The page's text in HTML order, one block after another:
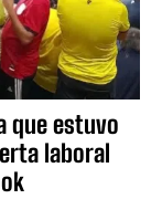
que estuvo
laboral